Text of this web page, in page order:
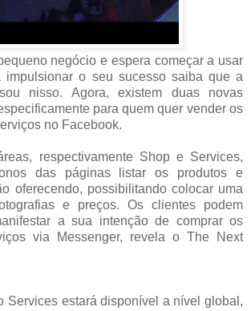
negócio e espera começar a usar
impulsionar o seu sucesso saiba que a
nisso. Agora, existem duas novas
para quem quer vender os
no Facebook.
respectivamente Shop e Services,
das páginas listar os produtos e
oferecendo, possibilitando colocar uma
e preços. Os clientes podem
a sua intenção de comprar os
via Messenger, revela o The Next
Services estará disponível a nível global,